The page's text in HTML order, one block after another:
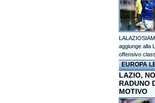
aggiunge alla
offensivo
EUROPA
LAZIO,
RADUNO
MOTIVO